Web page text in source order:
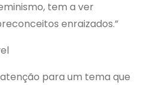
tem a ver
enraizados.”
para um tema que